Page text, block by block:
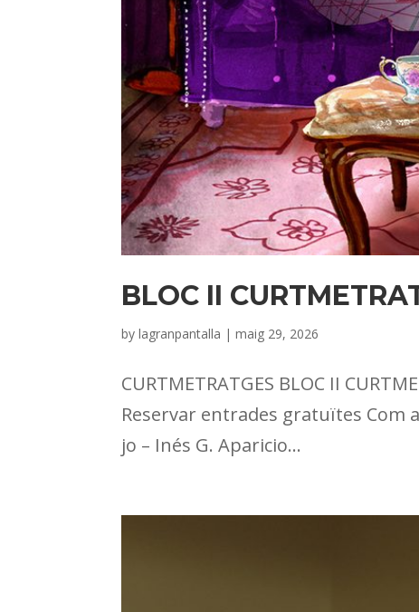
BLOC II
bylagranpantalla |maig 29, 2026
CURTMETRATGES BLOC II
Reservar entrades gratuïtes Com
jo – Inés G. Aparicio...